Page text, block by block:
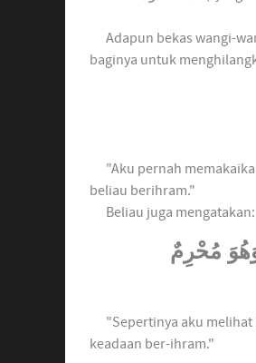
Adapun bekas wangi-
baginya untuk
"Aku pernah
beliau berihram."
Beliau juga mengatakan:
مُحْرِمٌ
"Sepertinya aku melihat
keadaan ber-ihram."